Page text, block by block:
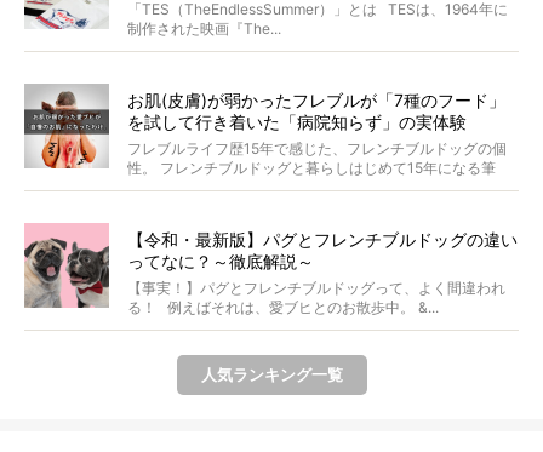
「TES（TheEndlessSummer）」とは TESは、1964年に
制作された映画『The...
お肌(皮膚)が弱かったフレブルが「7種のフード」
を試して行き着いた「病院知らず」の実体験
フレブルライフ歴15年で感じた、フレンチブルドッグの個
性。 フレンチブルドッグと暮らしはじめて15年になる筆
者...
【令和・最新版】パグとフレンチブルドッグの違い
ってなに？～徹底解説～
【事実！】パグとフレンチブルドッグって、よく間違われ
る！ 例えばそれは、愛ブヒとのお散歩中。 &...
人気ランキング一覧